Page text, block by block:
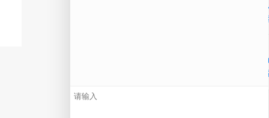
在
电